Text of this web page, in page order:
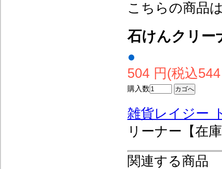
こちらの商品
石けんクリー
●
504 円(税込
購入数
雑貨レイジー
リーナー【在
関連する商品